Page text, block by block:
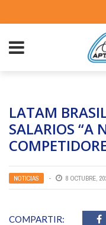
LATAM
SALARIOS “A
NOTICIAS 8 OCTUBRE,
COMPARTIR: